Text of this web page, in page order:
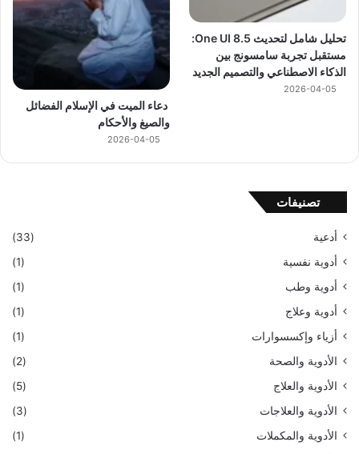
تحليل شامل لتحديث One UI 8.5:
مستقبل تجربة سامسونج بين
الذكاء الاصطناعي والتصميم الجديد
2026-04-05
دعاء الميت في الإسلام الفضائل
والصيغ والأحكام
2026-04-05
تصنيفات
أدعية
(33)
أدوية نفسية
(1)
أدوية وطب
(1)
أدوية وعلاج
(1)
أزياء وإكسسوارات
(1)
الأدوية والصحة
(2)
الأدوية والعلاج
(5)
الأدوية والعلاجات
(3)
الأدوية والمكملات
(1)